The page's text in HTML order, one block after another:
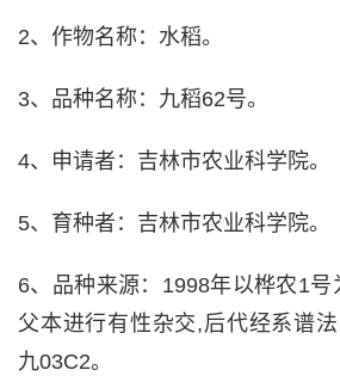
2、作物名称：水稻。
3、品种名称：九稻62号。
4、申请者：吉林市农业科学院。
5、育种者：吉林市农业科学院。
6、品种来源：1998年以桦农1
父本进行有性杂交,后代经系谱
九03C2。